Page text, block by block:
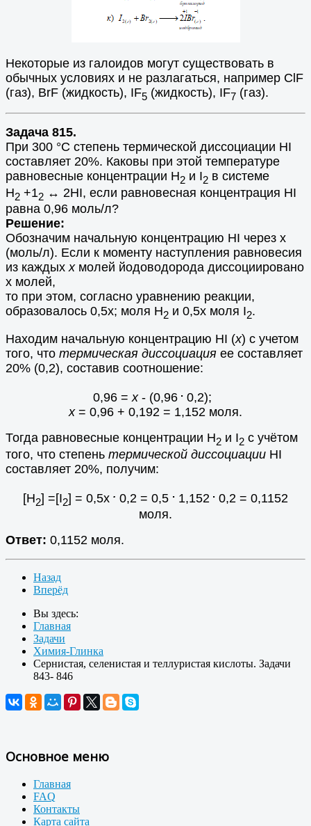
Некоторые из галоидов могут существовать в
обычных условиях и не разлагаться, например ClF
(газ), BrF (жидкость), IF5 (жидкость), IF7 (газ).
Задача 815.
При 300 °С степень термической диссоциации НI
составляет 20%. Каковы при этой температуре
равновесные концентрации Н2 и I2 в системе
Н2 +12 ↔ 2НI, если равновесная концентрация НI
равна 0,96 моль/л?
Решение:
Обозначим начальную концентрацию HI через х
(моль/л). Если к моменту наступления равновесия
из каждыххмолей йодоводорода диссоциировано
х молей,
то при этом, согласно уравнению реакции,
образовалось 0,5х; моля Н2 и 0,5х моля I2.
Находим начальную концентрацию HI (х) с учетом
того, что термическая диссоциация ее составляет
20% (0,2), составив соотношение:
0,96 =х- (0,96 .0,2);
х= 0,96 + 0,192 = 1,152 моля.
Тогда равновесные концентрации Н2 и I2 с учётом
того, что степень термической диссоциации НI
составляет 20%, получим:
[H2] =[I2] = 0,5x . 0,2 = 0,5 . 1,152 . 0,2 = 0,1152
моля.
Ответ: 0,1152 моля.
Назад
Вперёд
Вы здесь:
Главная
Задачи
Химия-Глинка
Сернистая, селенистая и теллуристая кислоты. Задачи
843- 846
Основное меню
Главная
FAQ
Контакты
Карта сайта